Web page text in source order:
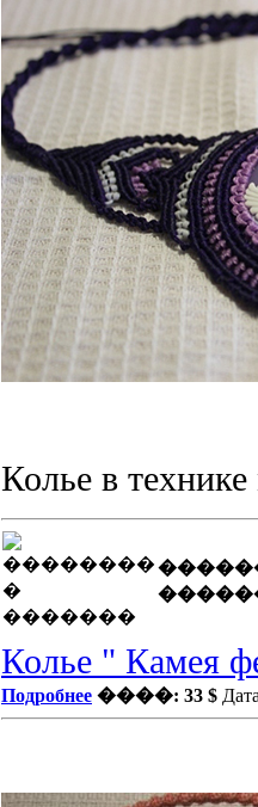
Колье в технике
Колье " Камея
Подробнее ����: 33 $